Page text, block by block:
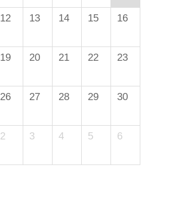
12 13 14 15 16
19 20 21 22 23
26 27 28 29 30
2 3 4 5 6